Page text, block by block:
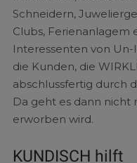
Schneidern,
Clubs, Ferienanlagem
Interessenten von
die Kunden, die
abschlussfertig durch
Da geht es dann nicht
erworben wird.
KUNDISCH hilft